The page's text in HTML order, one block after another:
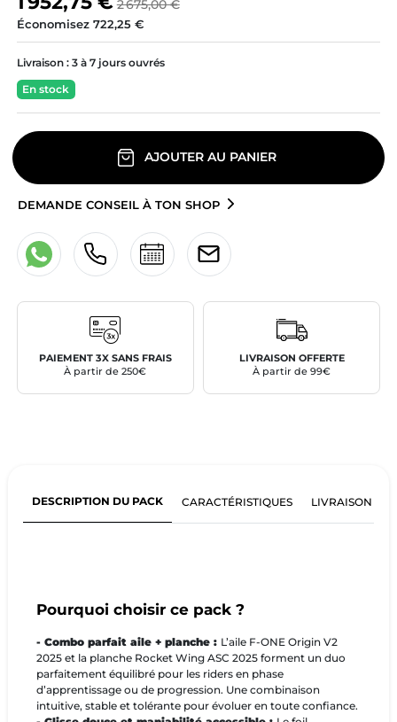
2 675,00 €
Économisez 722,25 €
Livraison : 3 à 7 jours ouvrés
En stock
AJOUTER AU PANIER
DEMANDE CONSEIL À TON SHOP
PAIEMENT 3X SANS FRAIS
À partir de 250€
LIVRAISON OFFERTE
À partir de 99€
DESCRIPTION DU PACK CARACTÉRISTIQUES LIVRAISON ET
Pourquoi choisir ce pack ?
- Combo parfait aile + planche : L’aile F-ONE Origin V2
2025 et la planche Rocket Wing ASC 2025 forment un duo
parfaitement équilibré pour les riders en phase
d’apprentissage ou de progression. Une combinaison
intuitive, stable et tolérante pour évoluer en toute confiance.